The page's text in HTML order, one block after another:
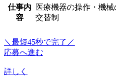
仕事内
容
医療機器の操作・機
交替制
＼最短45秒で完了／
応募へ進む
詳しく